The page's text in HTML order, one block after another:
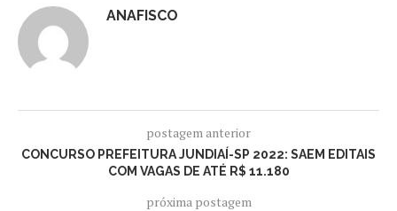
ANAFISCO
postagem anterior
CONCURSO PREFEITURA JUNDIAÍ-SP 2022: SAEM EDITAIS
COM VAGAS DE ATÉ R$ 11.180
próxima postagem